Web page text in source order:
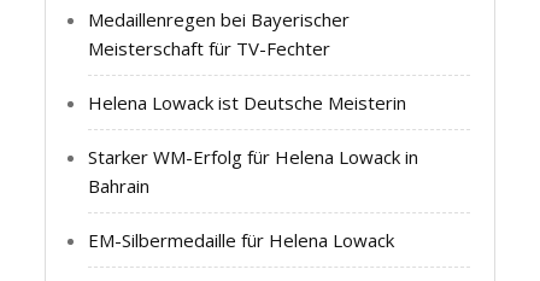
Medaillenregen bei Bayerischer
Meisterschaft für TV-Fechter
Helena Lowack ist Deutsche Meisterin
Starker WM-Erfolg für Helena Lowack in
Bahrain
EM-Silbermedaille für Helena Lowack